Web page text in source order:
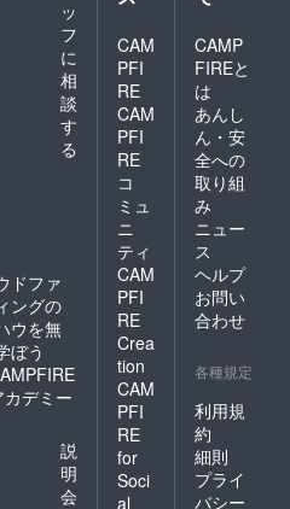
ッ
フ
に
相
談
す
る
ドファ
ングの
ウを無
ぼう
カデミー
説
明
会
CAM
PFI
RE
CAM
PFI
RE
コ
ミュ
ニ
ティ
CAM
PFI
RE
Crea
tion
CAM
PFI
RE
for
Soci
al
CAMP
FIREと
は
あんし
ん・安
全への
取り組
み
ニュー
ス
ヘルプ
お問い
合わせ
各種規定
利用規
約
細則
プライ
バシー